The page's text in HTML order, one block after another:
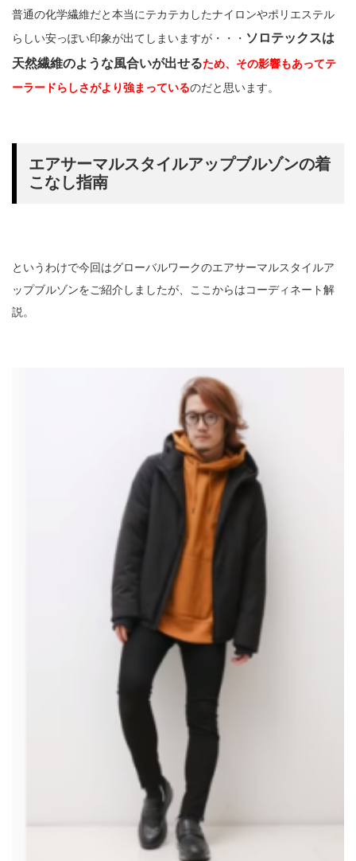
普通の化学繊維だと本当にテカテカしたナイロンやポリエステル
らしい安っぽい印象が出てしまいますが・・・ ソロテックスは
天然繊維のような風合いが出せるため、その影響もあってテ
ーラードらしさがより強まっているのだと思います。
エアサーマルスタイルアップブルゾンの着
こなし指南
というわけで今回はグローバルワークのエアサーマルスタイルア
ップブルゾンをご紹介しましたが、ここからはコーディネート解
説。